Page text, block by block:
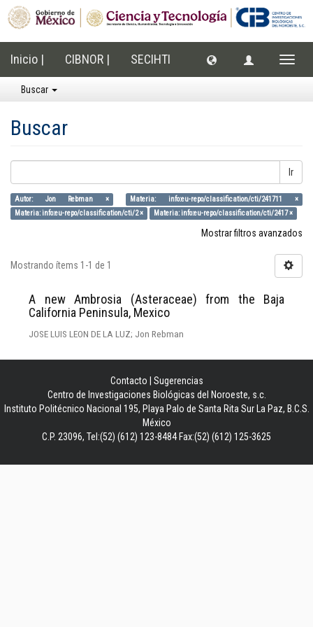
Inicio | CIBNOR | SECIHTI
Buscar
Buscar
Ir
Autor: Jon Rebman ×
Materia: info:eu-repo/classification/cti/241711 ×
Materia: info:eu-repo/classification/cti/2 ×
Materia: info:eu-repo/classification/cti/2417 ×
Mostrar filtros avanzados
Mostrando ítems 1-1 de 1
A new Ambrosia (Asteraceae) from the Baja
California Peninsula, Mexico
JOSE LUIS LEON DE LA LUZ; Jon Rebman
Contacto
Sugerencias
Centro de Investigaciones Biológicas del Noroeste, s.c.
Instituto Politécnico Nacional 195, Playa Palo de Santa Rita Sur La Paz, B.C.S.
México
C.P. 23096, Tel:(52) (612) 123-8484 Fax:(52) (612) 125-3625